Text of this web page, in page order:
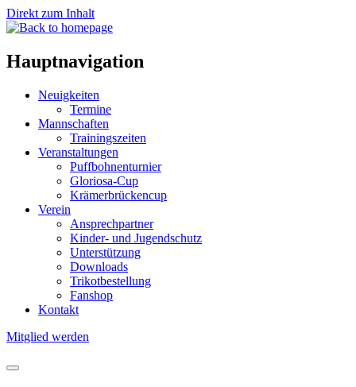
Direkt zum Inhalt
Hauptnavigation
Neuigkeiten
Termine
Mannschaften
Trainingszeiten
Veranstaltungen
Puffbohnenturnier
Gloriosa-Cup
Krämerbrückencup
Verein
Ansprechpartner
Kinder- und Jugendschutz
Unterstützung
Downloads
Trikotbestellung
Fanshop
Kontakt
Mitglied werden